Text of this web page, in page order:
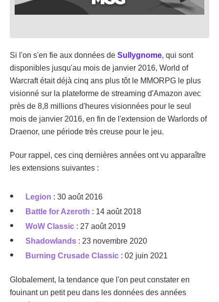
Si l'on s'en fie aux données de Sullygnome, qui sont
disponibles jusqu'au mois de janvier 2016, World of
Warcraft était déjà cinq ans plus tôt le MMORPG le plus
visionné sur la plateforme de streaming d'Amazon avec
près de 8,8 millions d'heures visionnées pour le seul
mois de janvier 2016, en fin de l'extension de Warlords of
Draenor, une période très creuse pour le jeu.
Pour rappel, ces cinq dernières années ont vu apparaître
les extensions suivantes :
Legion : 30 août 2016
Battle for Azeroth : 14 août 2018
WoW Classic : 27 août 2019
Shadowlands : 23 novembre 2020
Burning Crusade Classic : 02 juin 2021
Globalement, la tendance que l'on peut constater en
fouinant un petit peu dans les données des années